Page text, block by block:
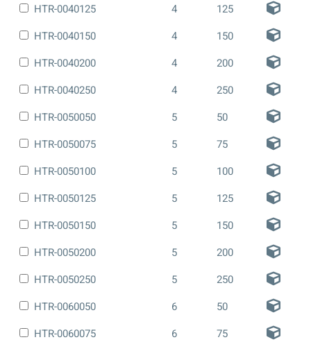
HTR-0040125
4
125
HTR-0040150
4
150
HTR-0040200
4
200
HTR-0040250
4
250
HTR-0050050
5
50
HTR-0050075
5
75
HTR-0050100
5
100
HTR-0050125
5
125
HTR-0050150
5
150
HTR-0050200
5
200
HTR-0050250
5
250
HTR-0060050
6
50
HTR-0060075
6
75